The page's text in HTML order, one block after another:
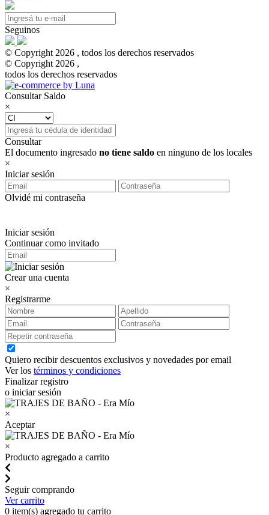
Seguinos
© Copyright 2026 , todos los derechos reservados
© Copyright 2026 ,
todos los derechos reservados
Consultar Saldo
×
Consultar
El documento ingresado no tiene saldo en ninguno de los locales
×
Iniciar sesión
Olvidé mi contraseña
Iniciar sesión
Continuar como invitado
Crear una cuenta
×
Registrarme
Quiero recibir descuentos exclusivos y novedades por email
Ver los términos y condiciones
Finalizar registro
o iniciar sesión
×
Aceptar
×
Producto agregado a carrito
Seguir comprando
Ver carrito
0 item(s) agregado tu carrito